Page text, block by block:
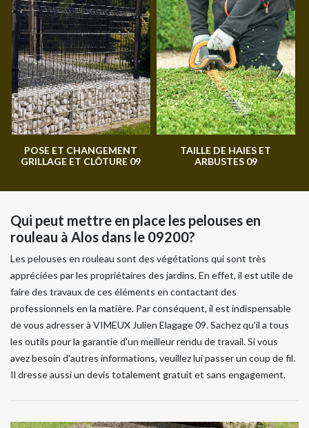
POSE ET CHANGEMENT
GRILLAGE ET CLÔTURE 09
TAILLE DE HAIES ET
ARBUSTES 09
Qui peut mettre en place les pelouses en
rouleau à Alos dans le 09200?
Les pelouses en rouleau sont des végétations qui sont très
appréciées par les propriétaires des jardins. En effet, il est utile de
faire des travaux de ces éléments en contactant des
professionnels en la matière. Par conséquent, il est indispensable
de vous adresser à VIMEUX Julien Elagage 09. Sachez qu'il a tous
les outils pour la garantie d'un meilleur rendu de travail. Si vous
avez besoin d'autres informations, veuillez lui passer un coup de fil.
Il dresse aussi un devis totalement gratuit et sans engagement.